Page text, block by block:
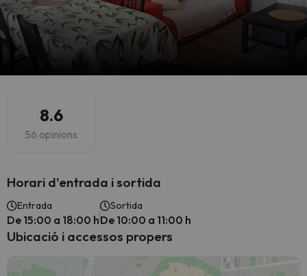
8.6
56 opinions
Horari d'entrada i sortida
Entrada
De 15:00 a 18:00 h
Sortida
De 10:00 a 11:00 h
Ubicació i accessos propers